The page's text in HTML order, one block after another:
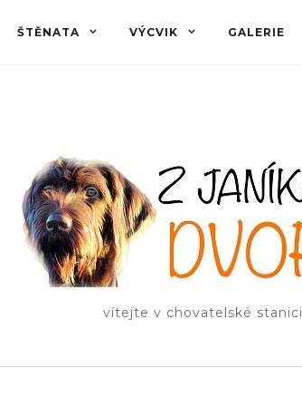
ŠTĚNATA VÝCVIK GALERIE
vítejte v chovatelské stanici